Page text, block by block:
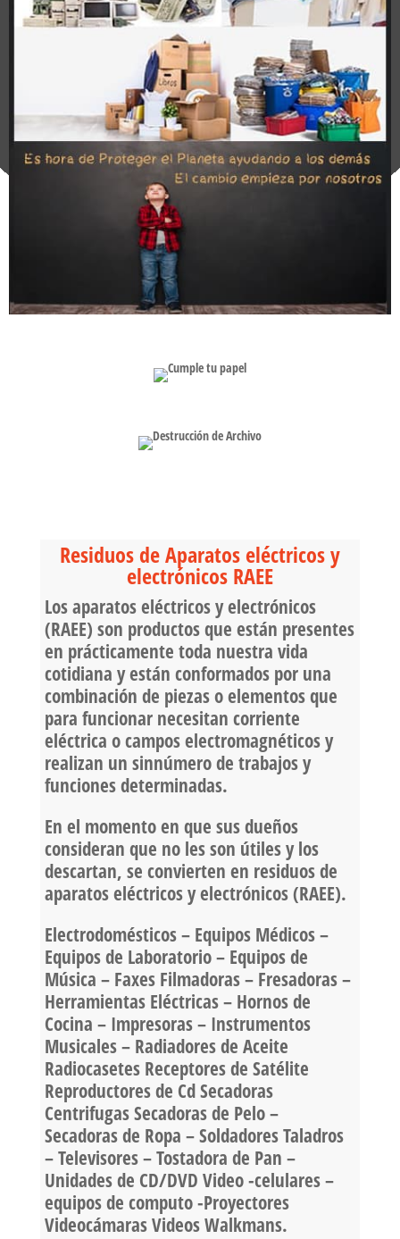
Residuos de Aparatos eléctricos y
electrónicos RAEE
Los aparatos eléctricos y electrónicos
(RAEE) son productos que están presentes
en prácticamente toda nuestra vida
cotidiana y están conformados por una
combinación de piezas o elementos que
para funcionar necesitan corriente
eléctrica o campos electromagnéticos y
realizan un sinnúmero de trabajos y
funciones determinadas.
En el momento en que sus dueños
consideran que no les son útiles y los
descartan, se convierten en residuos de
aparatos eléctricos y electrónicos (RAEE).
Electrodomésticos – Equipos Médicos –
Equipos de Laboratorio – Equipos de
Música – Faxes Filmadoras – Fresadoras –
Herramientas Eléctricas – Hornos de
Cocina – Impresoras – Instrumentos
Musicales – Radiadores de Aceite
Radiocasetes Receptores de Satélite
Reproductores de Cd Secadoras
Centrifugas Secadoras de Pelo –
Secadoras de Ropa – Soldadores Taladros
– Televisores – Tostadora de Pan –
Unidades de CD/DVD Video -celulares –
equipos de computo -Proyectores
Videocámaras Videos Walkmans.